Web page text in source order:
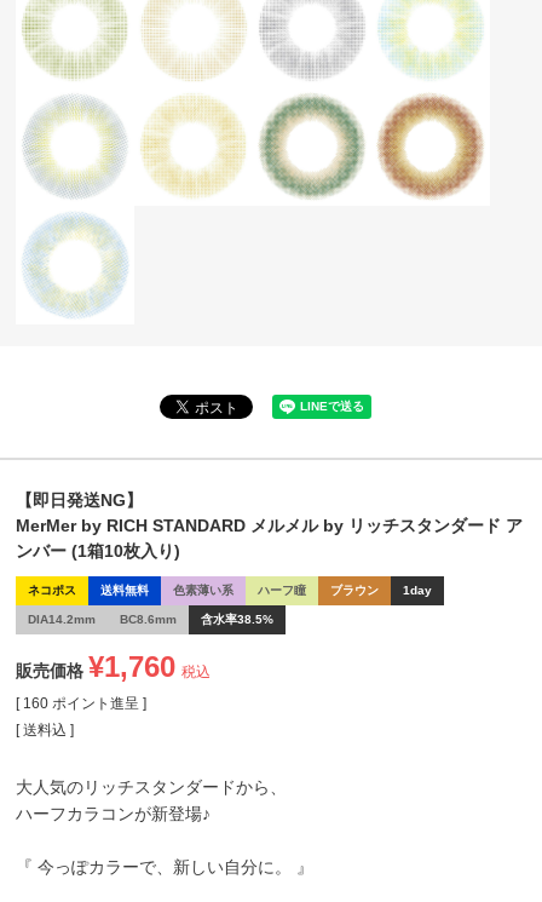
【即日発送NG】
MerMer by RICH STANDARD メルメル by リッチスタンダード ア
ンバー (1箱10枚入り)
ネコポス 送料無料 色素薄い系 ハーフ瞳 ブラウン 1day
DIA14.2mm BC8.6mm 含水率38.5%
販売価格 ¥1,760 税込
[ 160 ポイント進呈 ]
送料込
大人気のリッチスタンダードから、
ハーフカラコンが新登場♪
『 今っぽカラーで、新しい自分に。 』